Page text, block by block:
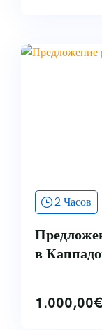
2 Часов
в
1.000,00€